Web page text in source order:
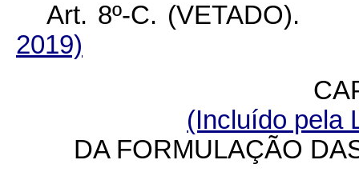
Art. 8º-C.
2019)
(Incluído pela
DA FORMULAÇÃO